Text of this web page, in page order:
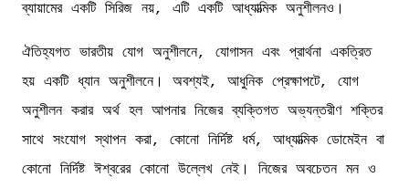
ব্যায়ামের একটি সিরিজ নয়, এটি একটি আধ্যাত্মিক অনুশীলনও।
ঐতিহ্যগত ভারতীয় যোগ অনুশীলনে, যোগাসন এবং প্রার্থনা একত্রিত
হয় একটি ধ্যান অনুশীলনে। অবশ্যই, আধুনিক প্রেক্ষাপটে, যোগ
অনুশীলন করার অর্থ হল আপনার নিজের ব্যক্তিগত অভ্যন্তরীণ শক্তির
সাথে সংযোগ স্থাপন করা, কোনো নির্দিষ্ট ধর্ম, আধ্যাত্মিক ডোমেইন বা
কোনো নির্দিষ্ট ঈশ্বরের কোনো উল্লেখ নেই। নিজের অবচেতন মন ও